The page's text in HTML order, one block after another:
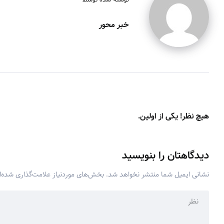
خبر محور
هیچ نظر! یکی از اولین.
دیدگاهتان را بنویسید
نشانی ایمیل شما منتشر نخواهد شد. بخش‌های موردنیاز علامت‌گذاری